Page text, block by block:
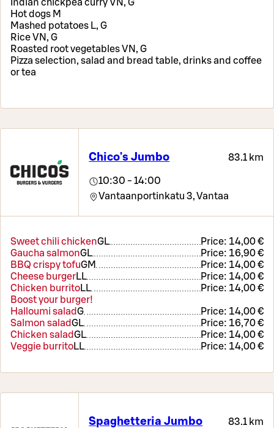
Indian chickpea curry VN, G
Hot dogs M
Mashed potatoes L, G
Rice VN, G
Roasted root vegetables VN, G
Pizza selection, salad and bread table, drinks and coffee
or tea
Chico's Jumbo 83.1 km
10:30 - 14:00
Vantaanportinkatu 3,Vantaa
Sweet chili chickenGL Price: 14,00 €
Gaucha salmonGL Price: 16,90 €
BBQ crispy tofuGM Price: 14,00 €
Cheese burgerLL Price: 14,00 €
Chicken burritoLL Price: 14,00 €
Boost your burger!
Halloumi saladG Price: 14,00 €
Salmon saladGL Price: 16,70 €
Chicken saladGL Price: 14,00 €
Veggie burritoLL Price: 14,00 €
Spaghetteria Jumbo 83.1 km